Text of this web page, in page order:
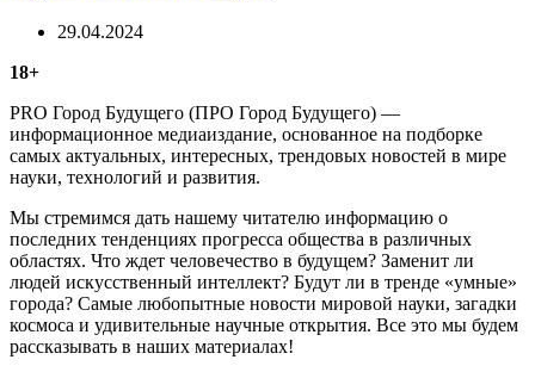
29.04.2024
18+
PRO Город Будущего (ПРО Город Будущего) —
информационное медиаиздание, основанное на подборке
самых актуальных, интересных, трендовых новостей в мире
науки, технологий и развития.
Мы стремимся дать нашему читателю информацию о
последних тенденциях прогресса общества в различных
областях. Что ждет человечество в будущем? Заменит ли
людей искусственный интеллект? Будут ли в тренде «умные»
города? Самые любопытные новости мировой науки, загадки
космоса и удивительные научные открытия. Все это мы будем
рассказывать в наших материалах!